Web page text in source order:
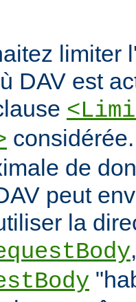
limiter
DAV est
de
peut
la